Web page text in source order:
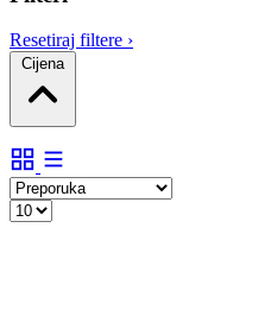
Resetiraj filtere ›
Cijena